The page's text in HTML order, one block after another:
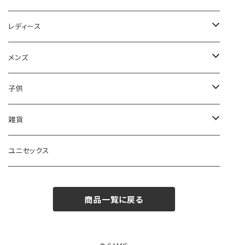
レディース
Tシャツ
ポロシャツ
ロングTシャツ
ショートパンツ
メンズ
ポロシャツ
ロングTシャツ
Tシャツ
子供
Tシャツ
トレーナ―
雑貨
マグカップ
ユニセックス
商品一覧に戻る